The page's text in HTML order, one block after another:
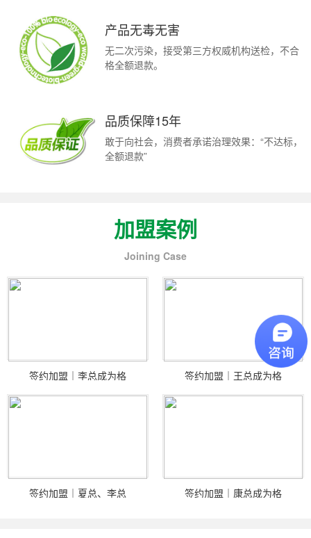
产品无毒无害
无二次污染，接受第三方权威机构送检，不合
格全额退款。
品质保障15年
敢于向社会，消费者承诺治理效果：“不达标，
全额退款”
加盟案例
Joining Case
签约加盟｜李总成为格 签约加盟｜王总成为格
签约加盟｜夏总、李总 签约加盟｜康总成为格